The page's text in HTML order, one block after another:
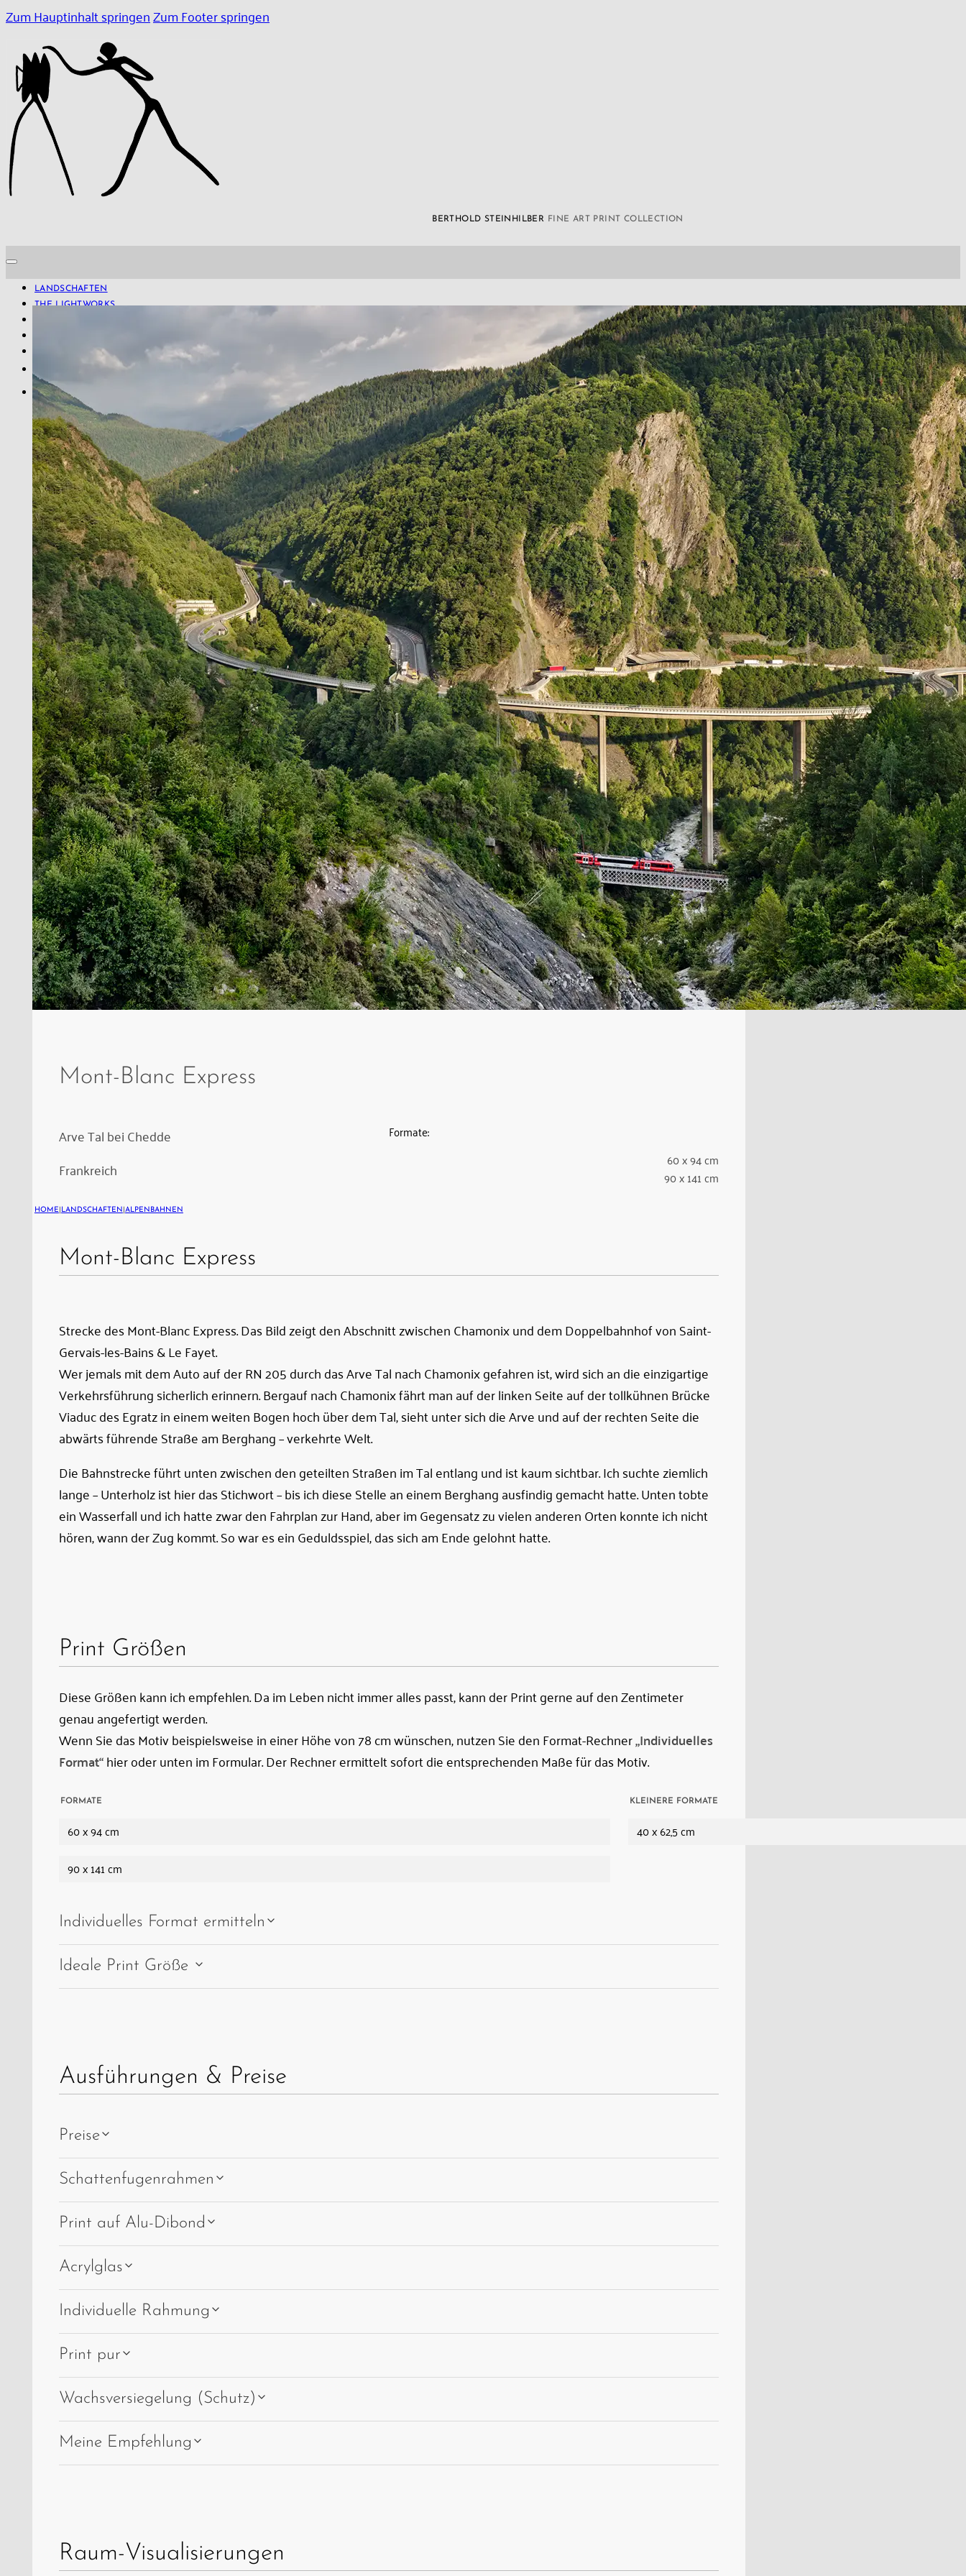
Zum Hauptinhalt springenZum Footer springen
BERTHOLD STEINHILBER FINE ART PRINT COLLECTION
LANDSCHAFTEN
THE LIGHTWORKS
Blanc
Chedde
unterhalb
Egratz
Mont-Blanc Express
Arve Tal bei Chedde
Frankreich
Formate:
60 x 94 cm
90 x 141 cm
HOME LANDSCHAFTEN ALPENBAHNEN
Mont-Blanc Express
Strecke des Mont-Blanc Express. Das Bild zeigt den Abschnitt zwischen Chamonix und dem Doppelbahnhof von Saint-
Gervais-les-Bains & Le Fayet.
Wer jemals mit dem Auto auf der RN 205 durch das Arve Tal nach Chamonix gefahren ist, wird sich an die einzigartige
Verkehrsführung sicherlich erinnern. Bergauf nach Chamonix fährt man auf der linken Seite auf der tollkühnen Brücke
Viaduc des Egratz in einem weiten Bogen hoch über dem Tal, sieht unter sich die Arve und auf der rechten Seite die
abwärts führende Straße am Berghang – verkehrte Welt.
Die Bahnstrecke führt unten zwischen den geteilten Straßen im Tal entlang und ist kaum sichtbar. Ich suchte ziemlich
lange – Unterholz ist hier das Stichwort – bis ich diese Stelle an einem Berghang ausfindig gemacht hatte. Unten tobte
ein Wasserfall und ich hatte zwar den Fahrplan zur Hand, aber im Gegensatz zu vielen anderen Orten konnte ich nicht
hören, wann der Zug kommt. So war es ein Geduldsspiel, das sich am Ende gelohnt hatte.
Print Größen
Diese Größen kann ich empfehlen. Da im Leben nicht immer alles passt, kann der Print gerne auf den Zentimeter
genau angefertigt werden.
Wenn Sie das Motiv beispielsweise in einer Höhe von 78 cm wünschen, nutzen Sie den Format-Rechner„Individuelles
Format“hier oder unten im Formular. Der Rechner ermittelt sofort die entsprechenden Maße für das Motiv.
FORMATE
60 x 94 cm
90 x 141 cm
KLEINERE FORMATE
40 x 62,5 cm
Individuelles Format ermitteln
Ideale Print Größe
Ausführungen & Preise
Preise
Schattenfugenrahmen
Print auf Alu-Dibond
Acrylglas
Individuelle Rahmung
Print pur
Wachsversiegelung (Schutz)
Meine Empfehlung
Raum-Visualisierungen